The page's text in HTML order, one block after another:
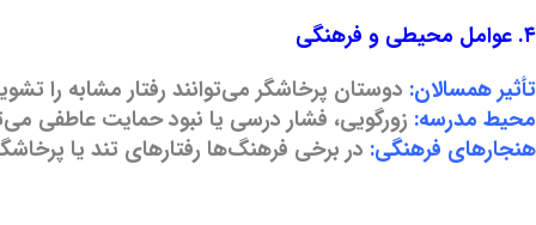
۴. عوامل محیطی و فرهنگی
تأثیر همسالان: دوستان پرخاشگر می‌توانند رفتار مشابه را
محیط مدرسه: زورگویی، فشار درسی یا نبود حمایت عاطفی
هنجارهای فرهنگی: در برخی فرهنگ‌ها رفتارهای تند یا